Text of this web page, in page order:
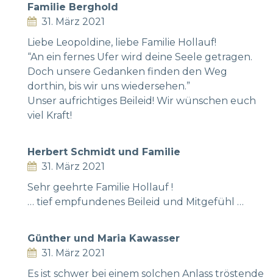
Familie Berghold
31. März 2021
Liebe Leopoldine, liebe Familie Hollauf!
“An ein fernes Ufer wird deine Seele getragen.
Doch unsere Gedanken finden den Weg
dorthin, bis wir uns wiedersehen.”
Unser aufrichtiges Beileid! Wir wünschen euch
viel Kraft!
Herbert Schmidt und Familie
31. März 2021
Sehr geehrte Familie Hollauf !
… tief empfundenes Beileid und Mitgefühl …
Günther und Maria Kawasser
31. März 2021
Es ist schwer bei einem solchen Anlass tröstende